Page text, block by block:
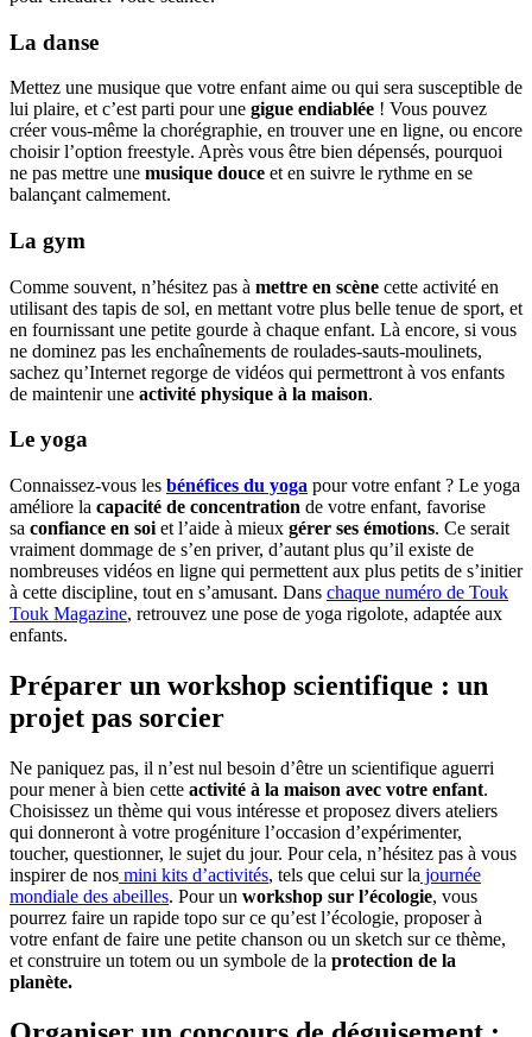
La danse
Mettez une musique que votre enfant aime ou qui sera susceptible de
lui plaire, et c’est parti pour une gigue endiablée ! Vous pouvez
créer vous-même la chorégraphie, en trouver une en ligne, ou encore
choisir l’option freestyle. Après vous être bien dépensés, pourquoi
ne pas mettre une musique douce et en suivre le rythme en se
balançant calmement.
La gym
Comme souvent, n’hésitez pas à mettre en scène cette activité en
utilisant des tapis de sol, en mettant votre plus belle tenue de sport, et
en fournissant une petite gourde à chaque enfant. Là encore, si vous
ne dominez pas les enchaînements de roulades-sauts-moulinets,
sachez qu’Internet regorge de vidéos qui permettront à vos enfants
de maintenir une activité physique à la maison.
Le yoga
Connaissez-vous les bénéfices du yoga pour votre enfant ? Le yoga
améliore la capacité de concentration de votre enfant, favorise
sa confiance en soi et l’aide à mieux gérer ses émotions. Ce serait
vraiment dommage de s’en priver, d’autant plus qu’il existe de
nombreuses vidéos en ligne qui permettent aux plus petits de s’initier
à cette discipline, tout en s’amusant. Dans chaque numéro de Touk
Touk Magazine, retrouvez une pose de yoga rigolote, adaptée aux
enfants.
Préparer un workshop scientifique : un
projet pas sorcier
Ne paniquez pas, il n’est nul besoin d’être un scientifique aguerri
pour mener à bien cette activité à la maison avec votre enfant.
Choisissez un thème qui vous intéresse et proposez divers ateliers
qui donneront à votre progéniture l’occasion d’expérimenter,
toucher, questionner, le sujet du jour. Pour cela, n’hésitez pas à vous
inspirer de nos mini kits d’activités, tels que celui sur la journée
mondiale des abeilles. Pour un workshop sur l’écologie, vous
pourrez faire un rapide topo sur ce qu’est l’écologie, proposer à
votre enfant de faire une petite chanson ou un sketch sur ce thème,
et construire un totem ou un symbole de la protection de la
planète.